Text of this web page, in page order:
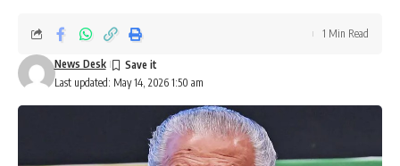
Last updated: May 14, 2026 1:50 am
News Desk
1 Min Read